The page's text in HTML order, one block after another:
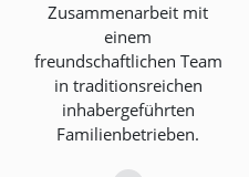
Zusammenarbeit mit
einem
freundschaftlichen Team
in traditionsreichen
inhabergeführten
Familienbetrieben.